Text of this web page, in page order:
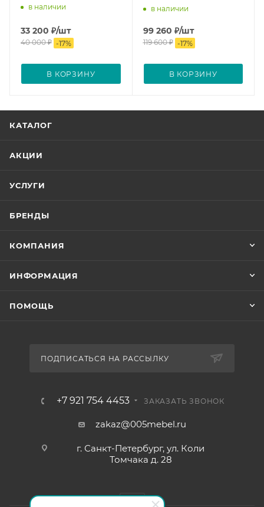
в наличии
33 200 ₽/шт
40 000₽ -17%
В КОРЗИНУ
в наличии
99 260 ₽/шт
119 600₽ -17%
В КОРЗИНУ
КАТАЛОГ
АКЦИИ
УСЛУГИ
БРЕНДЫ
КОМПАНИЯ
ИНФОРМАЦИЯ
ПОМОЩЬ
ПОДПИСАТЬСЯ НА РАССЫЛКУ
+7 921 754 4453 ЗАКАЗАТЬ ЗВОНОК
zakaz@005mebel.ru
г. Санкт-Петербург, ул. Коли
Томчака д. 28